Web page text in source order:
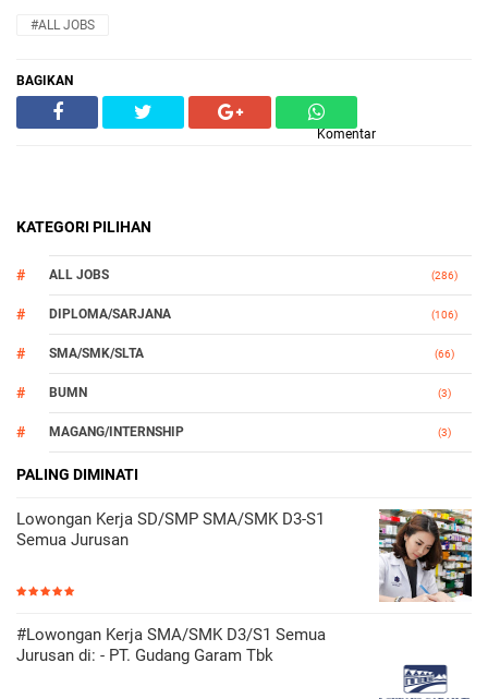
#ALL JOBS
BAGIKAN
Komentar
KATEGORI PILIHAN
ALL JOBS (286)
DIPLOMA/SARJANA (106)
SMA/SMK/SLTA (66)
BUMN (3)
MAGANG/INTERNSHIP (3)
OTOMOTIF
PALING DIMINATI
Lowongan Kerja SD/SMP SMA/SMK D3-S1
Semua Jurusan
#Lowongan Kerja SMA/SMK D3/S1 Semua
Jurusan di: - PT. Gudang Garam Tbk